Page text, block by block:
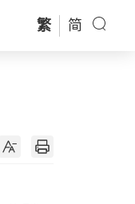
繁 简